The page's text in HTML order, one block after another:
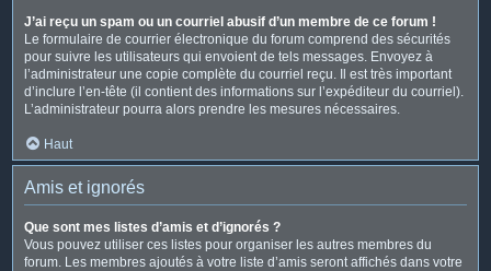
J’ai reçu un spam ou un courriel abusif d’un membre de ce forum !
Le formulaire de courrier électronique du forum comprend des sécurités
pour suivre les utilisateurs qui envoient de tels messages. Envoyez à
l’administrateur une copie complète du courriel reçu. Il est très important
d’inclure l’en-tête (il contient des informations sur l’expéditeur du courriel).
L’administrateur pourra alors prendre les mesures nécessaires.
Haut
Amis et ignorés
Que sont mes listes d’amis et d’ignorés ?
Vous pouvez utiliser ces listes pour organiser les autres membres du
forum. Les membres ajoutés à votre liste d’amis seront affichés dans votre